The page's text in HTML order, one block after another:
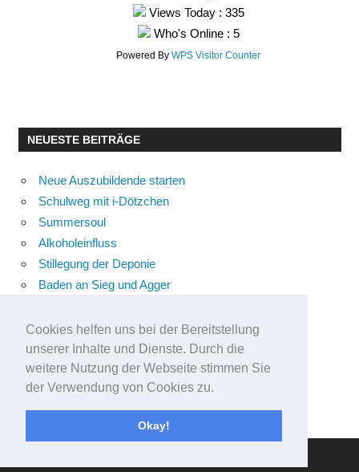
Cookies helfen uns bei der Bereitstellung
unserer Inhalte und Dienste. Durch die
weitere Nutzung der Webseite stimmen Sie
der Verwendung von Cookies zu.
Okay!
Views Today : 335
Who's Online : 5
Powered ByWPS Visitor Counter
NEUESTE BEITRÄGE
Neue Auszubildende starten
Schulweg mit i-Dötzchen
Summersoul
Alkoholeinfluss
Stillegung der Deponie
Baden an Sieg und Agger
Kometen Schmitter Nacht
Engagementpreis 80plus 2026
Schultüten-ABC
Kompass für die Grundschule
Sommercamp